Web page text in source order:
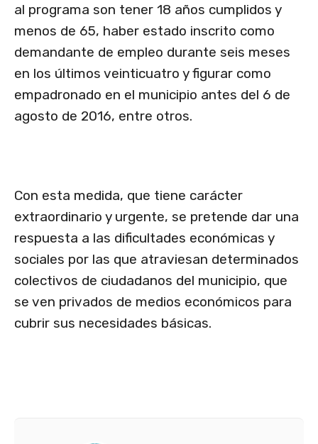
al programa son tener 18 años cumplidos y
menos de 65, haber estado inscrito como
demandante de empleo durante seis meses
en los últimos veinticuatro y figurar como
empadronado en el municipio antes del 6 de
agosto de 2016, entre otros.
Con esta medida, que tiene carácter
extraordinario y urgente, se pretende dar una
respuesta a las dificultades económicas y
sociales por las que atraviesan determinados
colectivos de ciudadanos del municipio, que
se ven privados de medios económicos para
cubrir sus necesidades básicas.